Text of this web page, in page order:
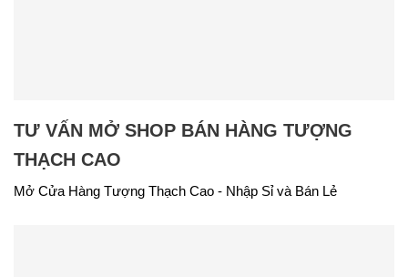
TƯ VẤN MỞ SHOP BÁN HÀNG TƯỢNG
THẠCH CAO
Mở Cửa Hàng Tượng Thạch Cao - Nhập Sỉ và Bán Lẻ